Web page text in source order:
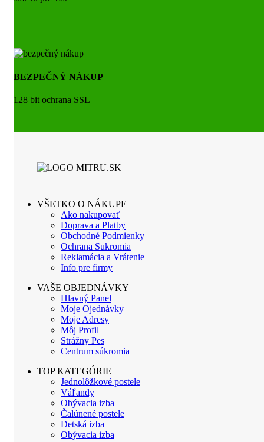
BEZPEČNÝ NÁKUP
128 bit ochrana SSL
VŠETKO O NÁKUPE
Ako nakupovať
Doprava a Platby
Obchodné Podmienky
Ochrana Sukromia
Reklamácia a Vrátenie
Info pre firmy
VAŠE OBJEDNÁVKY
Hlavný Panel
Moje Ojednávky
Moje Adresy
Môj Profil
Strážny Pes
Centrum súkromia
TOP KATEGÓRIE
Jednolôžkové postele
Váľandy
Obývacia izba
Čalúnené postele
Detská izba
Obývacia izba